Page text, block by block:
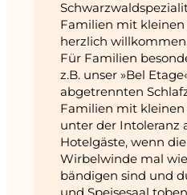
Familien mit kleinen
herzlich
Für Familien
z.B. unser »Bel
abgetrennten
Familien mit
unter der Intoleranz
Hotelgäste, wenn
Wirbelwinde mal
bändigen sind und